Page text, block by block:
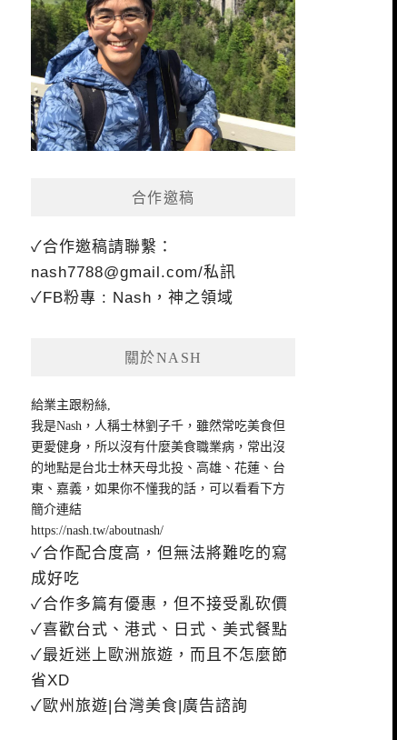
合作邀稿
✓合作邀稿請聯繫：
nash7788@gmail.com/私訊
✓FB粉專 : Nash，神之領域
關於NASH
給業主跟粉絲,
我是Nash，人稱士林劉子千，雖然常吃美食但
更愛健身，所以沒有什麼美食職業病，常出沒
的地點是台北士林天母北投、高雄、花蓮、台
東、嘉義，如果你不懂我的話，可以看看下方
簡介連結
https://nash.tw/aboutnash/
✓合作配合度高，但無法將難吃的寫
成好吃
✓合作多篇有優惠，但不接受亂砍價
✓喜歡台式、港式、日式、美式餐點
✓最近迷上歐洲旅遊，而且不怎麼節
省XD
✓歐州旅遊|台灣美食|廣告諮詢